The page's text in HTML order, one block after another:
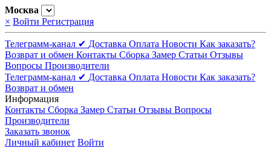
Москва
× Войти Регистрация
Телеграмм-канал ✔ Доставка Оплата Новости Как заказать?
Возврат и обмен Контакты Сборка Замер Статьи Отзывы
Вопросы Производители
Телеграмм-канал ✔ Доставка Оплата Новости Как заказать?
Возврат и обмен
Информация
Контакты Сборка Замер Статьи Отзывы Вопросы
Производители
Заказать звонок
Личный кабинет Войти